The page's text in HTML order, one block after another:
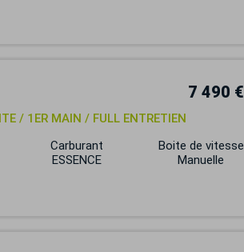
7 490 €
/ 1ER MAIN / FULL ENTRETIEN
Carburant
ESSENCE
Boite de vitesse
Manuelle